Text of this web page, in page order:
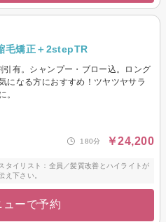
毛矯正＋2stepTR
引有。シャンプー・ブロー込。ロング
になる方におすすめ！ツヤツヤサラ
。
180分 ￥24,200
タイリスト：全員／髪質改善とハイライトが
え下さい。
ューで予約